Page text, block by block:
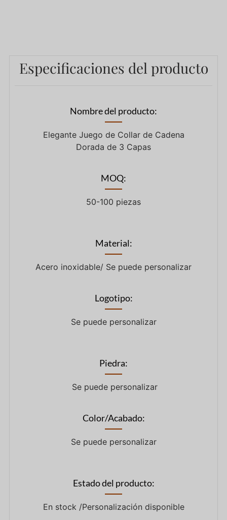
Especificaciones del producto
Nombre del producto:
Elegante Juego de Collar de Cadena
Dorada de 3 Capas
MOQ:
50-100 piezas
Material:
Acero inoxidable/ Se puede personalizar
Logotipo:
Se puede personalizar
Piedra:
Se puede personalizar
Color/Acabado:
Se puede personalizar
Estado del producto:
En stock /Personalización disponible